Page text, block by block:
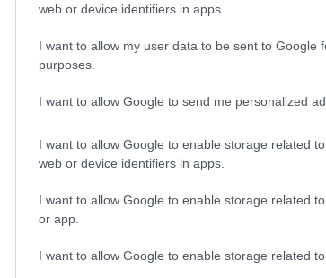
web or device identifiers in apps.
I want to allow my user data to be sent to Google
purposes.
I want to allow Google to send me personalized
I want to allow Google to enable storage related
web or device identifiers in apps.
I want to allow Google to enable storage related
or app.
I want to allow Google to enable storage related
στις ευρωπαϊκές χώρες
30% στη Γαλλία, και συνήθως